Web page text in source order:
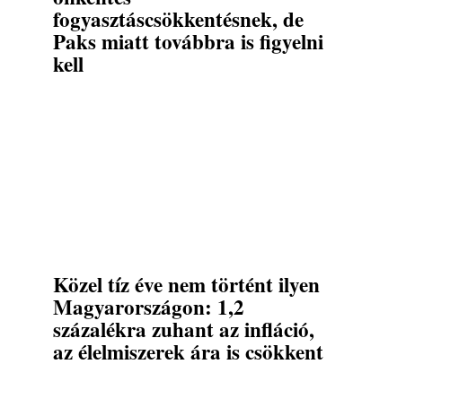
fogyasztáscsökkentésnek, de
Paks miatt továbbra is figyelni
kell
Közel tíz éve nem történt ilyen
Magyarországon: 1,2
százalékra zuhant az infláció,
az élelmiszerek ára is csökkent